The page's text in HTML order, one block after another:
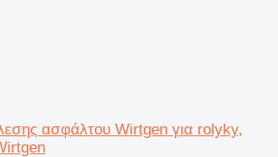
ασφάλτου Wirtgen για rolyky,